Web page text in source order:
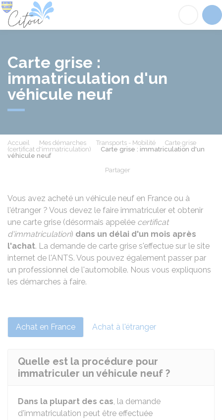
Carte grise :
immatriculation d'un
véhicule neuf
Accueil Mes démarches Transports - Mobilité
Carte grise
(certificat d'immatriculation)
Carte grise : immatriculation d'un
véhicule neuf
Partager
Vous avez acheté un véhicule neuf en France ou à
l'étranger ? Vous devez le faire immatriculer et obtenir
une carte grise (désormais appelée certificat
d'immatriculation) dans un délai d'un mois après
l'achat. La demande de carte grise s'effectue sur le site
internet de l'ANTS. Vous pouvez également passer par
un professionnel de l'automobile. Nous vous expliquons
les démarches à faire.
Achat en France Achat à l'étranger
Quelle est la procédure pour
immatriculer un véhicule neuf ?
Dans la plupart des cas, la demande
d'immatriculation peut être effectuée